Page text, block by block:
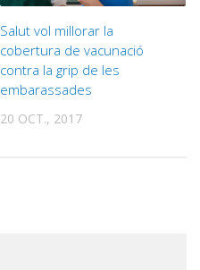
Salut vol millorar la
cobertura de vacunació
contra la grip de les
embarassades
20 OCT., 2017